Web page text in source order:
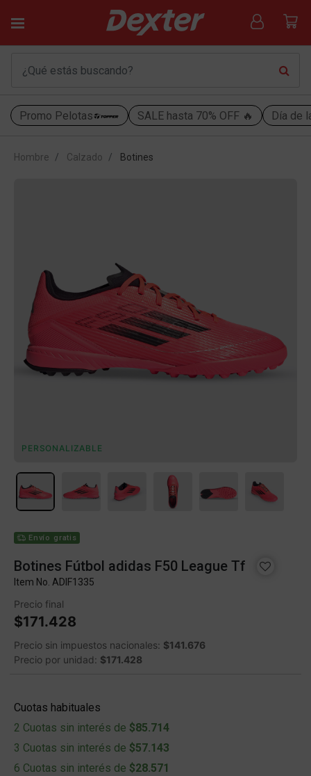
Promo Pelotas SALE hasta 70% OFF 🔥 Día de
Hombre Calzado Botines
PERSONALIZABLE
Envío gratis
Botines Fútbol adidas F50 League Tf
Item No. ADIF1335
Precio final
$171.428
Precio sin impuestos nacionales: $141.676
Precio por unidad: $171.428
Cuotas habituales
2 Cuotas sin interés de $85.714
3 Cuotas sin interés de $57.143
6 Cuotas sin interés de $28.571